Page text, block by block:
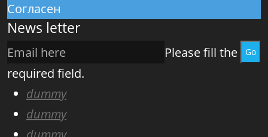
Согласен
News letter
Please fill the
required field.
Go
dummy
dummy